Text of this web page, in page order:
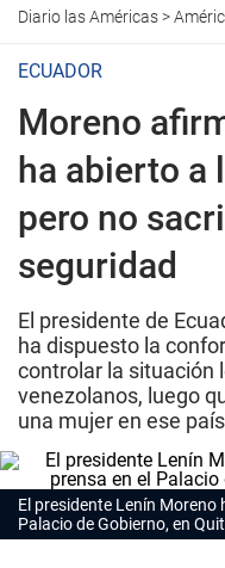
Diario las Américas>
ECUADOR
Moreno
ha abierto a
pero no
seguridad
El presidente de
ha dispuesto la
controlar la situación
venezolanos, luego
una mujer en ese
El presidente Lenín Moreno
Palacio de Gobierno, en